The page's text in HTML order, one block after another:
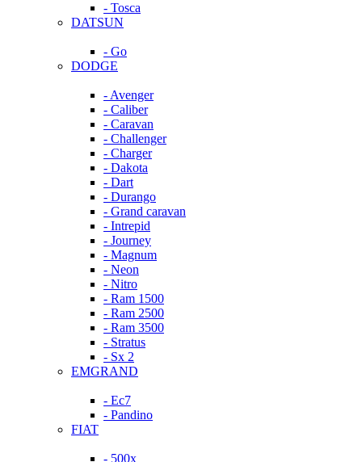
- Tosca
DATSUN
- Go
DODGE
- Avenger
- Caliber
- Caravan
- Challenger
- Charger
- Dakota
- Dart
- Durango
- Grand caravan
- Intrepid
- Journey
- Magnum
- Neon
- Nitro
- Ram 1500
- Ram 2500
- Ram 3500
- Stratus
- Sx 2
EMGRAND
- Ec7
- Pandino
FIAT
- 500x